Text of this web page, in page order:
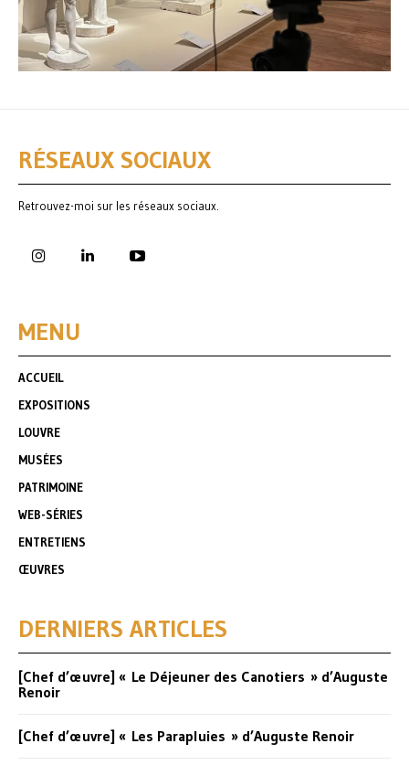
RÉSEAUX SOCIAUX
Retrouvez-moi sur les réseaux sociaux.
MENU
ACCUEIL
EXPOSITIONS
LOUVRE
MUSÉES
PATRIMOINE
WEB-SÉRIES
ENTRETIENS
ŒUVRES
DERNIERS ARTICLES
[Chef d’œuvre] « Le Déjeuner des Canotiers » d’Auguste
Renoir
[Chef d’œuvre] « Les Parapluies » d’Auguste Renoir